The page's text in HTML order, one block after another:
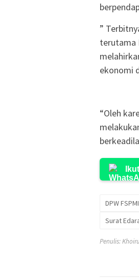
”
terutama
ekonomi
“Oleh
DPW
Surat
Penulis: